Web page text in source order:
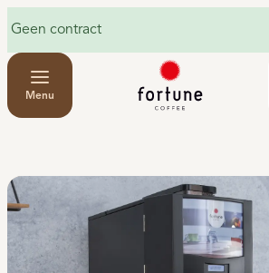
Geen contract
Menu